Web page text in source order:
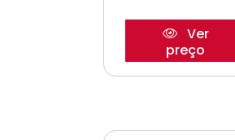
Ver
preço